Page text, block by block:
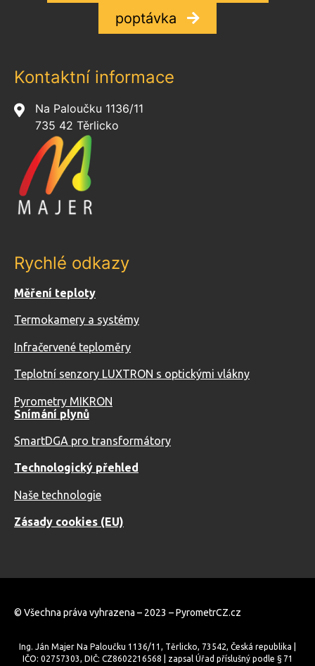
poptávka
Kontaktní informace
Na Paloučku 1136/11
735 42 Těrlicko
Rychlé odkazy
Měření teploty
Termokamery a systémy
Infračervené teploměry
Teplotní senzory LUXTRON s optickými vlákny
Pyrometry MIKRON
Snímání plynů
SmartDGA pro transformátory
Technologický přehled
Naše technologie
Zásady cookies (EU)
© Všechna práva vyhrazena – 2023 – PyrometrCZ.cz
Ing. Ján Majer Na Paloučku 1136/11, Těrlicko, 73542, Česká republika |
IČO: 02757303, DIČ: CZ8602216568 | zapsal Úřad příslušný podle § 71